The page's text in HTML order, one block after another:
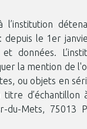
l’institution
depuis le 1er
données.
la mention de
ou objets en
d’échantillon
Mets, 75013